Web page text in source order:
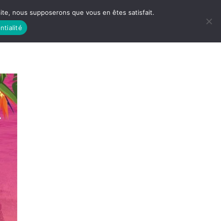
LIFE
nous supposerons que vous en êtes satisfait.